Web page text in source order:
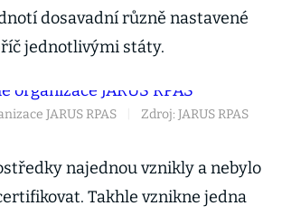
dosavadní různě nastavené
jednotlivými státy.
JARUS RPAS Zdroj: JARUS RPAS
najednou vznikly a nebylo
Takhle vznikne jedna